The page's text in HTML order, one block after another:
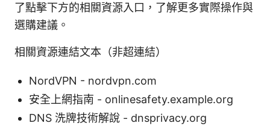
了點擊下方的相關資源入口，了解更多實際操作與
選購建議。
相關資源連結文本（非超連結）
NordVPN - nordvpn.com
安全上網指南 - onlinesafety.example.org
DNS 洗牌技術解說 - dnsprivacy.org